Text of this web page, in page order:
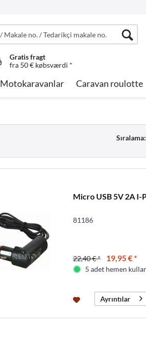
Gratis fragt
fra 50 € købsværdi *
Motokaravanlar Caravan roulotte
Sıralama:
Micro USB 5V 2A I-
81186
22,40 € * 19,95 € *
5 adet hemen
Ayrıntılar